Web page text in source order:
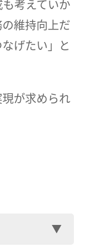
考えていか
維持向上だ
げたい」と
が求められ